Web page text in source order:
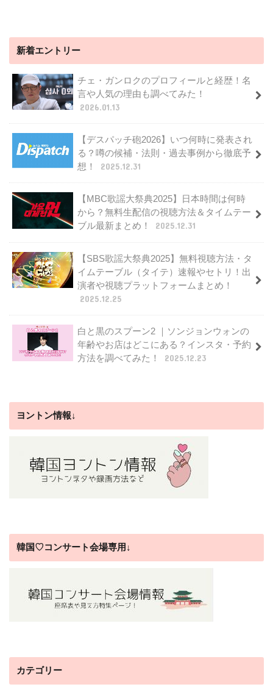
新着エントリー
チェ・ガンロクのプロフィールと経歴！名
言や人気の理由も調べてみた！
2026.01.13
【デスパッチ砲2026】いつ何時に発表され
る？噂の候補・法則・過去事例から徹底予
想！
2025.12.31
【MBC歌謡大祭典2025】日本時間は何時
から？無料生配信の視聴方法＆タイムテー
ブル最新まとめ！
2025.12.31
【SBS歌謡大祭典2025】無料視聴方法・タ
イムテーブル（タイテ）速報やセトリ！出
演者や視聴プラットフォームまとめ！
2025.12.25
白と黒のスプーン2 ｜ソンジョンウォンの
年齢やお店はどこにある？インスタ・予約
方法を調べてみた！
2025.12.23
ヨントン情報↓
韓国♡コンサート会場専用↓
カテゴリー